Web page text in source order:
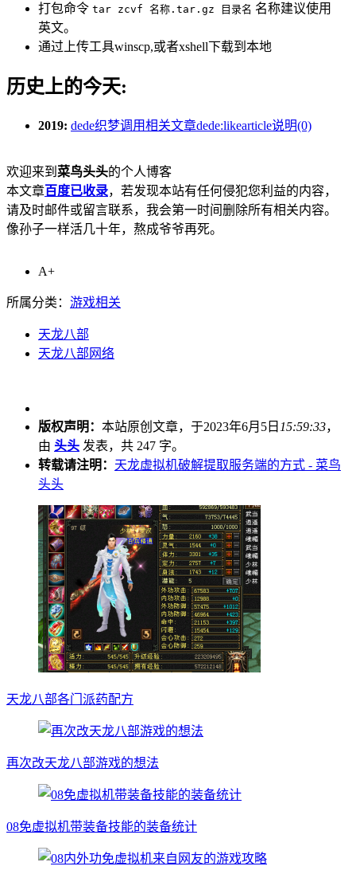
打包命令 tar zcvf 名称.tar.gz 目录名 名称建议使用
英文。
通过上传工具winscp,或者xshell下载到本地
历史上的今天:
2019: dede织梦调用相关文章dede:likearticle说明(0)
欢迎来到 菜鸟头头的个人博客
本文章百度已收录，若发现本站有任何侵犯您利益的内容，
请及时邮件或留言联系，我会第一时间删除所有相关内容。
像孙子一样活几十年，熬成爷爷再死。
A+
所属分类： 游戏相关
天龙八部
天龙八部网络
版权声明： 本站原创文章，于2023年6月5日 15:59:33，
由 头头 发表，共 247 字。
转载请注明： 天龙虚拟机破解提取服务端的方式 - 菜鸟
头头
天龙八部各门派药配方
再次改天龙八部游戏的想法
08免虚拟机带装备技能的装备统计